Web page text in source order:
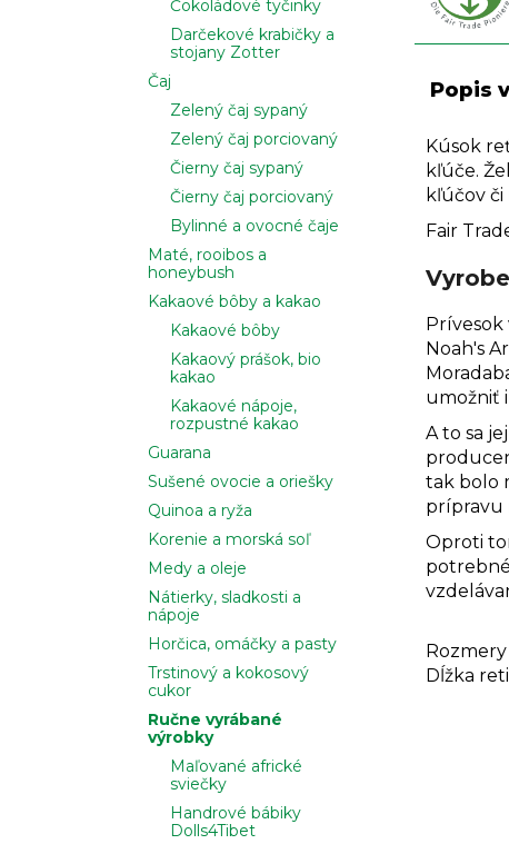
Čokoládové tyčinky
Darčekové krabičky a
stojany Zotter
Čaj
Zelený čaj sypaný
Zelený čaj porciovaný
Čierny čaj sypaný
Čierny čaj porciovaný
Bylinné a ovocné čaje
Maté, rooibos a
honeybush
Kakaové bôby a kakao
Kakaové bôby
Kakaový prášok, bio
kakao
Kakaové nápoje,
rozpustné kakao
Guarana
Sušené ovocie a oriešky
Quinoa a ryža
Korenie a morská soľ
Medy a oleje
Nátierky, sladkosti a
nápoje
Horčica, omáčky a pasty
Trstinový a kokosový
cukor
Ručne vyrábané
výrobky
Maľované africké
sviečky
Handrové bábiky
Dolls4Tibet
Popis
Kúsok
kľúče.
kľúčov
Fair
Noah's
umožniť
A to sa
tak bolo
prípravu
Oproti
Rozmery
Dĺžka